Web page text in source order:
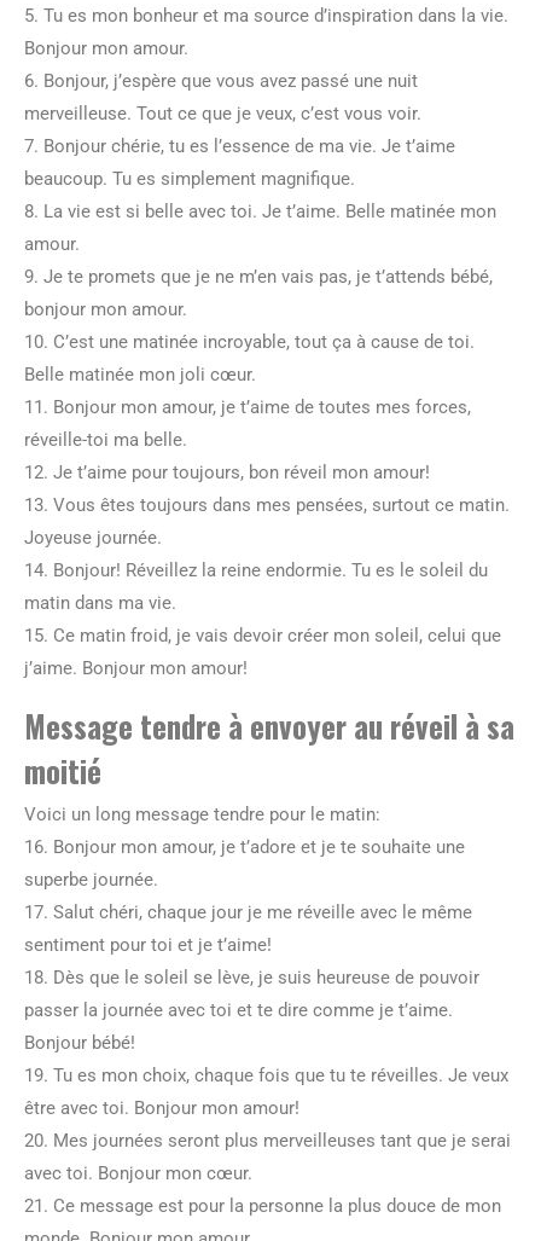
5. Tu es mon bonheur et ma source d’inspiration dans la vie.
Bonjour mon amour.
6. Bonjour, j’espère que vous avez passé une nuit
merveilleuse. Tout ce que je veux, c’est vous voir.
7. Bonjour chérie, tu es l’essence de ma vie. Je t’aime
beaucoup. Tu es simplement magnifique.
8. La vie est si belle avec toi. Je t’aime. Belle matinée mon
amour.
9. Je te promets que je ne m’en vais pas, je t’attends bébé,
bonjour mon amour.
10. C’est une matinée incroyable, tout ça à cause de toi.
Belle matinée mon joli cœur.
11. Bonjour mon amour, je t’aime de toutes mes forces,
réveille-toi ma belle.
12. Je t’aime pour toujours, bon réveil mon amour!
13. Vous êtes toujours dans mes pensées, surtout ce matin.
Joyeuse journée.
14. Bonjour! Réveillez la reine endormie. Tu es le soleil du
matin dans ma vie.
15. Ce matin froid, je vais devoir créer mon soleil, celui que
j’aime. Bonjour mon amour!
Message tendre à envoyer au réveil à sa
moitié
Voici un long message tendre pour le matin:
16. Bonjour mon amour, je t’adore et je te souhaite une
superbe journée.
17. Salut chéri, chaque jour je me réveille avec le même
sentiment pour toi et je t’aime!
18. Dès que le soleil se lève, je suis heureuse de pouvoir
passer la journée avec toi et te dire comme je t’aime.
Bonjour bébé!
19. Tu es mon choix, chaque fois que tu te réveilles. Je veux
être avec toi. Bonjour mon amour!
20. Mes journées seront plus merveilleuses tant que je serai
avec toi. Bonjour mon cœur.
21. Ce message est pour la personne la plus douce de mon